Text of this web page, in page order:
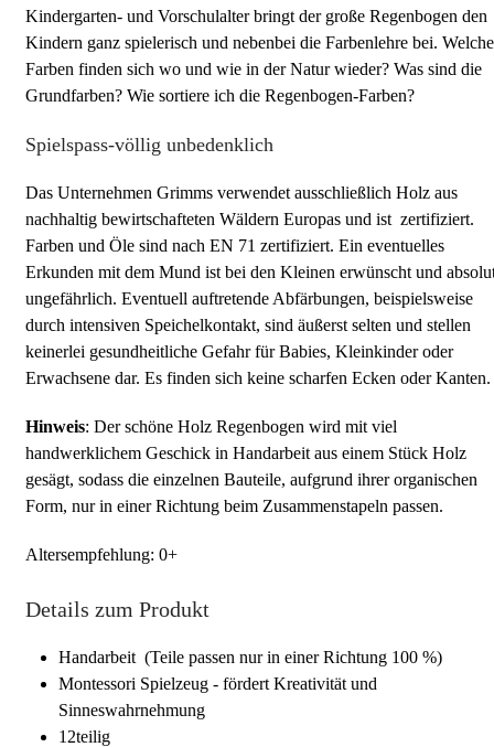
Kindergarten- und Vorschulalter bringt der große Regenbogen den
Kindern ganz spielerisch und nebenbei die Farbenlehre bei. Welche
Farben finden sich wo und wie in der Natur wieder? Was sind die
Grundfarben? Wie sortiere ich die Regenbogen-Farben?
Spielspass-völlig unbedenklich
Das Unternehmen Grimms verwendet ausschließlich Holz aus
nachhaltig bewirtschafteten Wäldern Europas und ist zertifiziert.
Farben und Öle sind nach EN 71 zertifiziert. Ein eventuelles
Erkunden mit dem Mund ist bei den Kleinen erwünscht und
ungefährlich. Eventuell auftretende Abfärbungen, beispielsweise
durch intensiven Speichelkontakt, sind äußerst selten und stellen
keinerlei gesundheitliche Gefahr für Babies, Kleinkinder oder
Erwachsene dar. Es finden sich keine scharfen Ecken oder Kanten.
Hinweis: Der schöne Holz Regenbogen wird mit viel
handwerklichem Geschick in Handarbeit aus einem Stück Holz
gesägt, sodass die einzelnen Bauteile, aufgrund ihrer organischen
Form, nur in einer Richtung beim Zusammenstapeln passen.
Altersempfehlung: 0+
Details zum Produkt
Handarbeit (Teile passen nur in einer Richtung 100 %)
Montessori Spielzeug - fördert Kreativität und
Sinneswahrnehmung
12teilig